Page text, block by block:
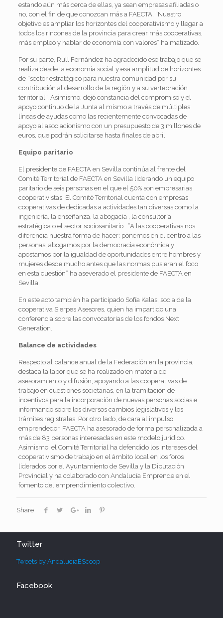
estando aún más cerca de ellas, ya sean empresas afiliadas o
no, con el fin de que conozcan más a FAECTA. “Nuestro
objetivo es ampliar los horizontes del cooperativismo y llegar a
todos los rincones de la provincia para crear más cooperativas,
más empleo y hablar de economía con valores” ha matizado.
Por su parte, Rull Fernández ha agradecido ese trabajo que se
realiza desde la economía social y esa amplitud de horizontes
de “sector estratégico para nuestra comunidad por su
contribución al desarrollo de la región y a su vertebración
territorial”. Asimismo, dejó constancia del compromiso y el
apoyo continuo de la Junta al mismo a través de múltiples
líneas de ayudas como las recientemente convocadas de
apoyo al asociacionismo con un presupuesto de 3 millones de
euros, que podrán solicitarse hasta finales de abril.
Equipo paritario
El presidente de FAECTA en Sevilla continúa al frente del
Comité Territorial de FAECTA en Sevilla liderando un equipo
paritario de seis personas en el que el 50% son empresarias
cooperativistas. El Comité Territorial cuenta con empresas
cooperativas de dedicadas a actividades tan diversas como la
ingeniería, la enseñanza, la abogacía , la consultoría
estratégica o el sector sociosanitario. “A las cooperativas nos
diferencia nuestra forma de hacer: ponemos en el centro a las
personas, abogamos por la democracia económica y
apostamos por la igualdad de oportunidades entre hombres y
mujeres desde mucho antes que las normas pusieran el foco
en esta cuestión” ha aseverado el presidente de FAECTA en
Sevilla.
En este acto también ha participado Sofía Kalas, socia de la
cooperativa Sierpes Asesores, quien ha impartido una
conferencia sobre las convocatorias de los fondos Next
Generation.
Balance de actividades
Respecto al balance anual de la Federación en la provincia,
destaca la labor que se ha realizado en materia de
asesoramiento y difusión, apoyando a las cooperativas de
trabajo en cuestiones societarias, en la tramitación de
incentivos para la incorporación de nuevas personas socias e
informando sobre los diversos cambios legislativos y los
trámites registrales. Por otro lado, de cara al impulso
emprendedor, FAECTA ha asesorado de forma personalizada a
más de 83 personas interesadas en este modelo jurídico.
Asimismo, el Comité Territorial ha defendido los intereses del
cooperativismo de trabajo en el ámbito local en los foros
liderados por el Ayuntamiento de Sevilla y la Diputación
Provincial y ha colaborado con Andalucía Emprende en el
fomento del emprendimiento colectivo.
Share
Twitter
Tweets by AndaluciaEScoop
Facebook